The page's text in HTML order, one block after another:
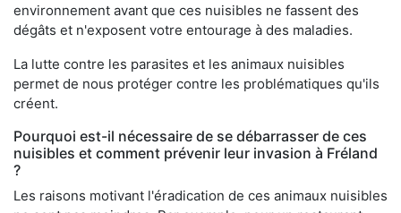
environnement avant que ces nuisibles ne fassent des
dégâts et n'exposent votre entourage à des maladies.
La lutte contre les parasites et les animaux nuisibles
permet de nous protéger contre les problématiques qu'ils
créent.
Pourquoi est-il nécessaire de se débarrasser de ces
nuisibles et comment prévenir leur invasion à Fréland
?
Les raisons motivant l'éradication de ces animaux nuisibles